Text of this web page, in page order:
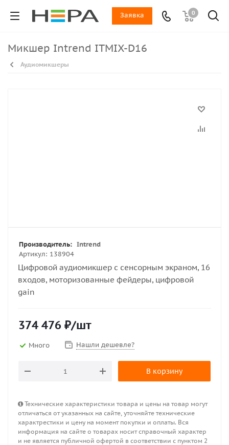
0
Заявка
Микшер Intrend ITMIX-D16
Аудиомикшеры
Артикул: 138904
Производитель: Intrend
Цифровой аудиомикшер с сенсорным экраном, 16
входов, моторизованные фейдеры, цифровой
gain
374 476 ₽/шт
Много Нашли дешевле?
В корзину
Технические характеристики товара и цены на товар могут
отличаться от указанных на сайте, уточняйте технические
характрестики и цену на момент покупки и оплаты. Вся
информация на сайте о товарах носит справочный характер
и не является публичной офертой в соответствии с пунктом 2